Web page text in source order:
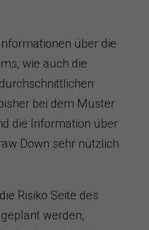
über die
wie auch die
bei dem Muster
die Information über
Down sehr nützlich
Risiko Seite des
werden,